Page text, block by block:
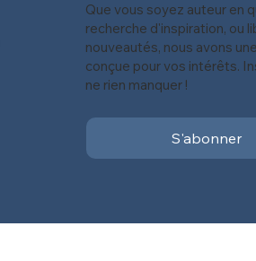
Que vous soyez auteur en
recherche d'inspiration, ou
nouveautés, nous avons
conçue pour vos intérêts.
ne rien manquer !
S'abonner